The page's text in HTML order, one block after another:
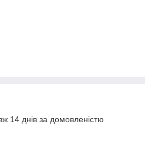
14 днів за домовленістю